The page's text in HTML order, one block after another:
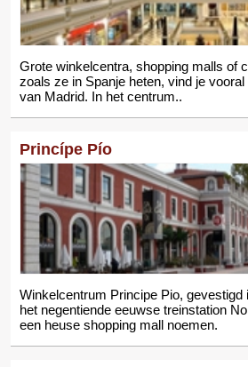
Grote winkelcentra, shopping malls of
zoals ze in Spanje heten, vind je
van Madrid. In het centrum..
Princípe Pío
Winkelcentrum Principe Pio, gevestigd
het negentiende eeuwse treinstation
een heuse shopping mall noemen.